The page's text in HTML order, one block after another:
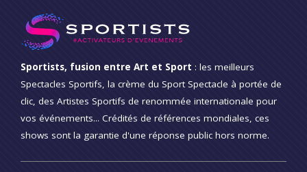
Sportists, fusion entre Art et Sport : les meilleurs
Spectacles Sportifs, la crème du Sport Spectacle à portée de
clic, des Artistes Sportifs de renommée internationale pour
vos événements... Crédités de références mondiales, ces
shows sont la garantie d'une réponse public hors norme.